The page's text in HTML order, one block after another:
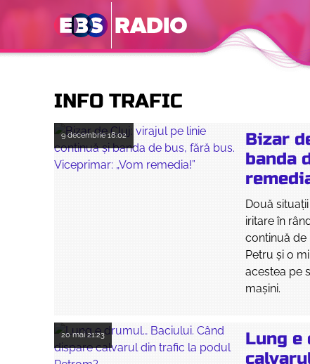
INFO TRAFIC
9 decembrie18:02
Bizar
banda
Două
iritare în
continuă de
Petru și o
acestea pe
mașini.
20 mai21:23
Lung e